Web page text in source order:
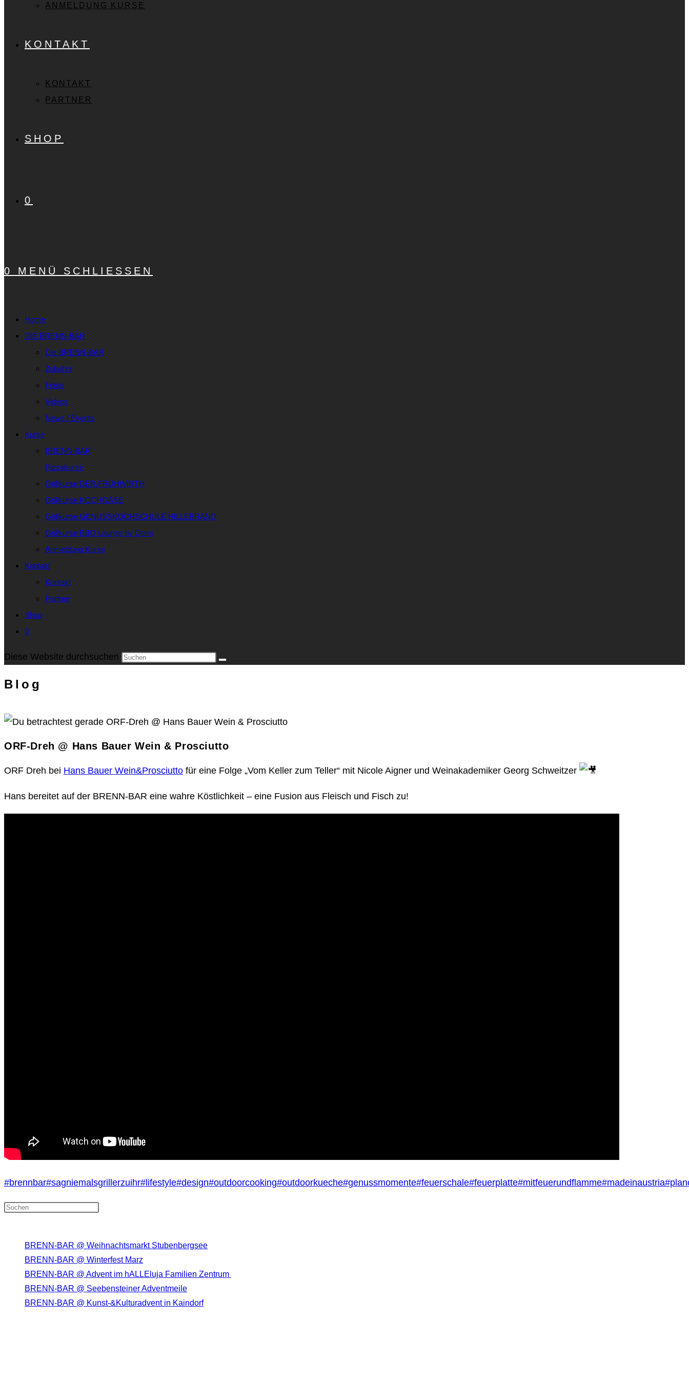
ANMELDUNG KURSE
KONTAKT
KONTAKT
PARTNER
SHOP
0
0 MENÜ SCHLIESSEN
Home
DIE BRENN-BAR
Die BRENN-BAR
Zubehör
Fotos
Videos
News / Events
Kurse
BRENN-BAR
Pizzakurse
Grillkurse DER.FRÜHWIRTH
Grillkurse KOCHOASE
Grillkurse GENUSSKOCHSCHULE HILLEBRAND
Grillkurse BBQ Lounge by Domi
Anmeldung Kurse
Kontakt
Kontakt
Partner
Shop
0
Diese Website durchsuchen
Blog
ORF-Dreh @ Hans Bauer Wein & Prosciutto
ORF Dreh bei Hans Bauer Wein&Prosciutto für eine Folge „Vom Keller zum Teller“ mit Nicole Aigner und Weinakademiker Georg Schweitzer
Hans bereitet auf der BRENN-BAR eine wahre Köstlichkeit – eine Fusion aus Fleisch und Fisch zu!
#brennbar#sagniemalsgrillerzuihr#lifestyle#design#outdoorcooking#outdoorkueche#genussmomente#feuerschale#feuerplatte#mitfeuerundflamme#madeinaustria
BRENN-BAR @ Weihnachtsmarkt Stubenbergsee
BRENN-BAR @ Winterfest Marz
BRENN-BAR @ Advent im hALLEluja Familien Zentrum
BRENN-BAR @ Seebensteiner Adventmeile
BRENN-BAR @ Kunst-&Kulturadvent in Kaindorf